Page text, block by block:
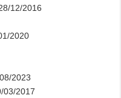
12/2016
2020
2023
03/2017